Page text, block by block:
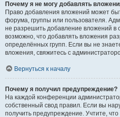
Почему я не могу добавлять
Право добавления вложений может
форума, группы или пользователя.
не разрешить добавление вложений в
возможно, что добавлять вложения
определённых групп. Если вы не
вложения, свяжитесь с
Вернуться к началу
Почему я получил предупреждение?
На каждой конференции
собственный свод правил. Если вы
получить предупреждение. Учтите,